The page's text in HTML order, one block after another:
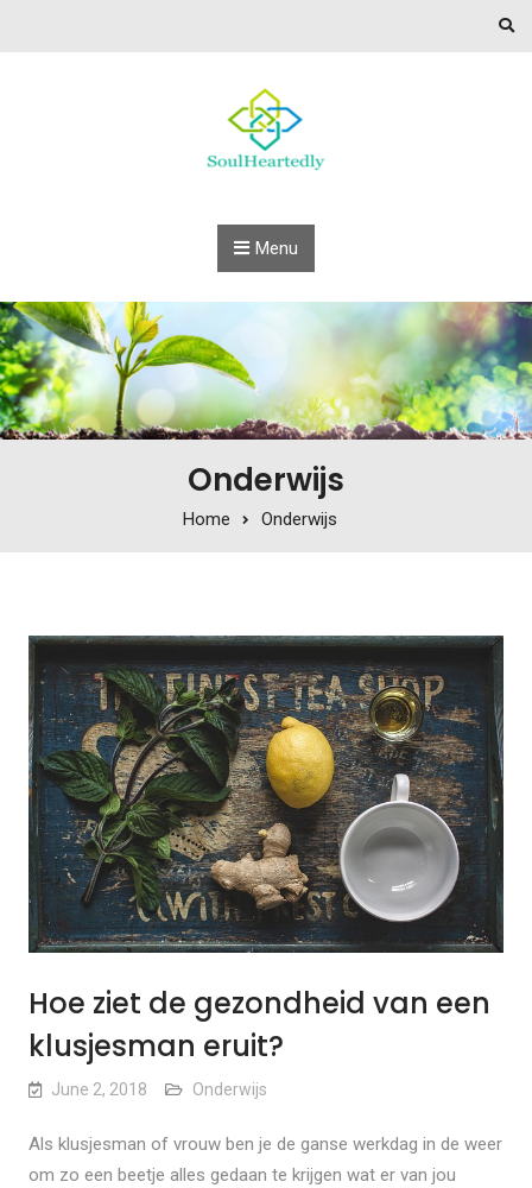
Menu
Onderwijs
Home Onderwijs
Hoe ziet de gezondheid van een
klusjesman eruit?
June 2, 2018 Onderwijs
Als klusjesman of vrouw ben je de ganse werkdag in de weer
om zo een beetje alles gedaan te krijgen wat er van jou